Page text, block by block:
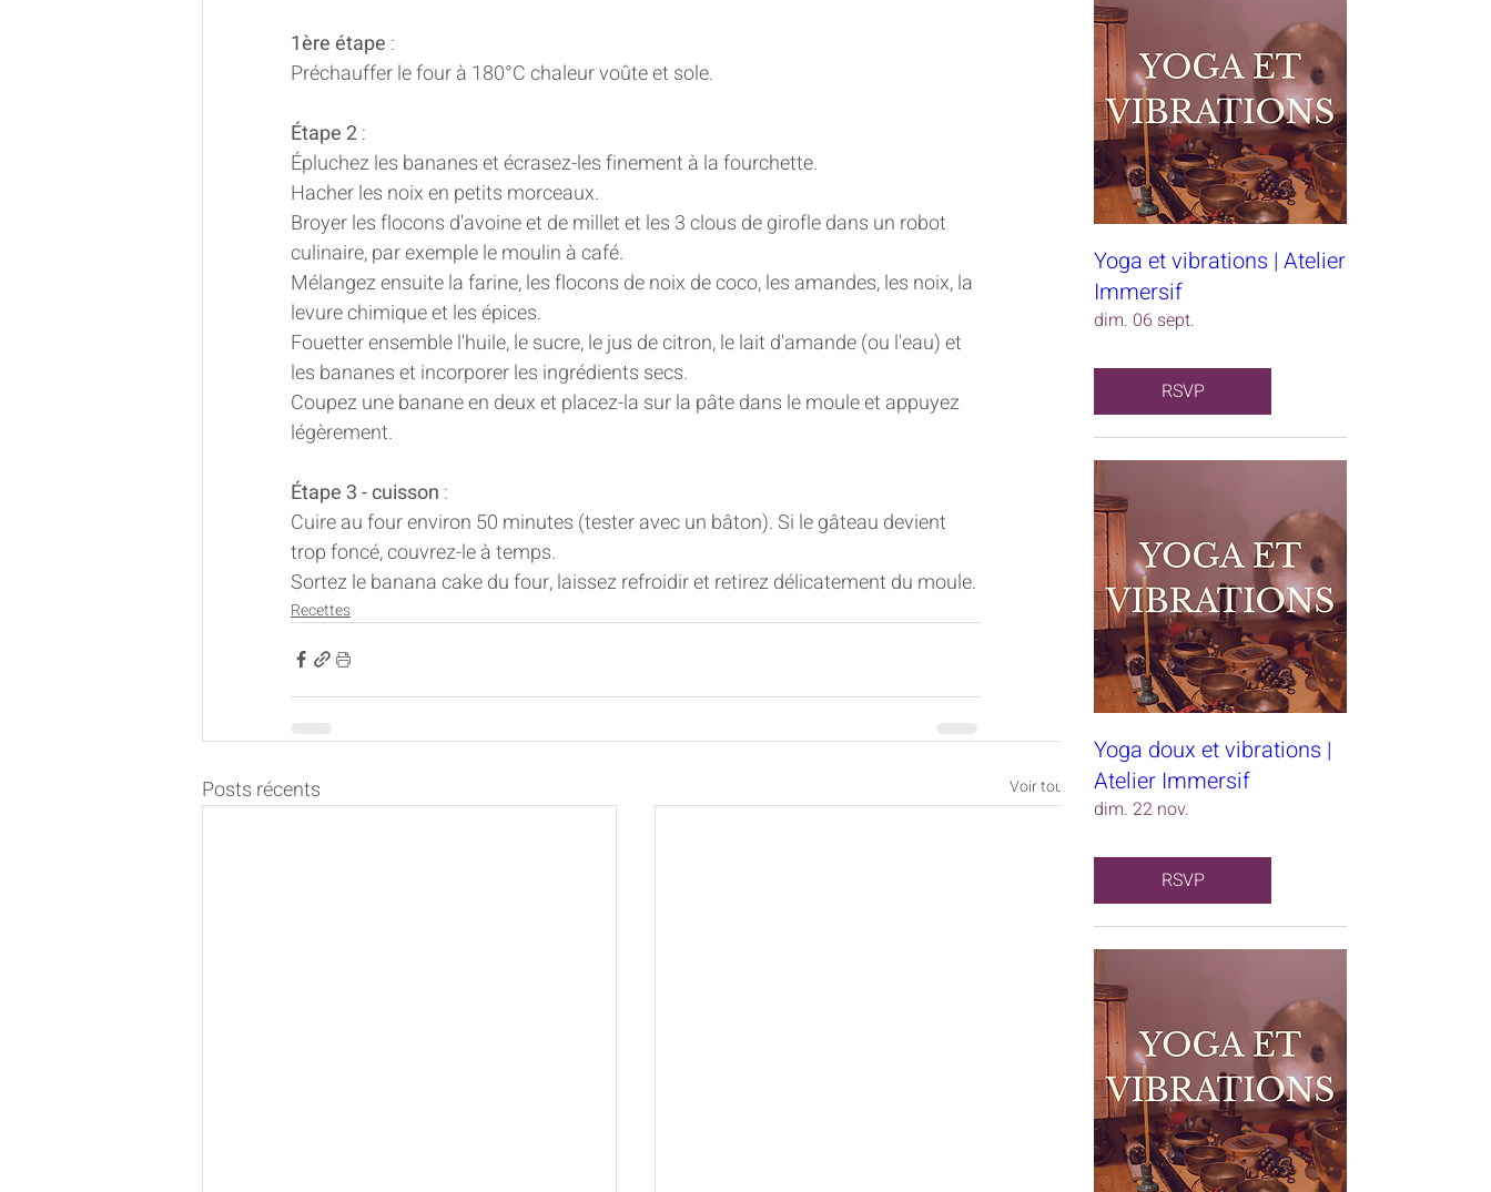
1ère étape :
Préchauffer le four à 180°C chaleur voûte et sole.
Étape 2 :
Épluchez les bananes et écrasez-les finement à la fourchette.
Hacher les noix en petits morceaux.
Broyer les flocons d'avoine et de millet et les 3 clous de girofle dans un robot
culinaire, par exemple le moulin à café.
Mélangez ensuite la farine, les flocons de noix de coco, les amandes, les noix, la
levure chimique et les épices.
Fouetter ensemble l'huile, le sucre, le jus de citron, le lait d'amande (ou l'eau) et
les bananes et incorporer les ingrédients secs.
Coupez une banane en deux et placez-la sur la pâte dans le moule et appuyez
légèrement.
Étape 3 - cuisson :
Cuire au four environ 50 minutes (tester avec un bâton). Si le gâteau devient
trop foncé, couvrez-le à temps.
Sortez le banana cake du four, laissez refroidir et retirez délicatement du moule.
Recettes
Posts récents Voir tout
Yoga et vibrations | Atelier
Immersif
dim. 06 sept.
RSVP
Yoga doux et vibrations |
Atelier Immersif
dim. 22 nov.
RSVP